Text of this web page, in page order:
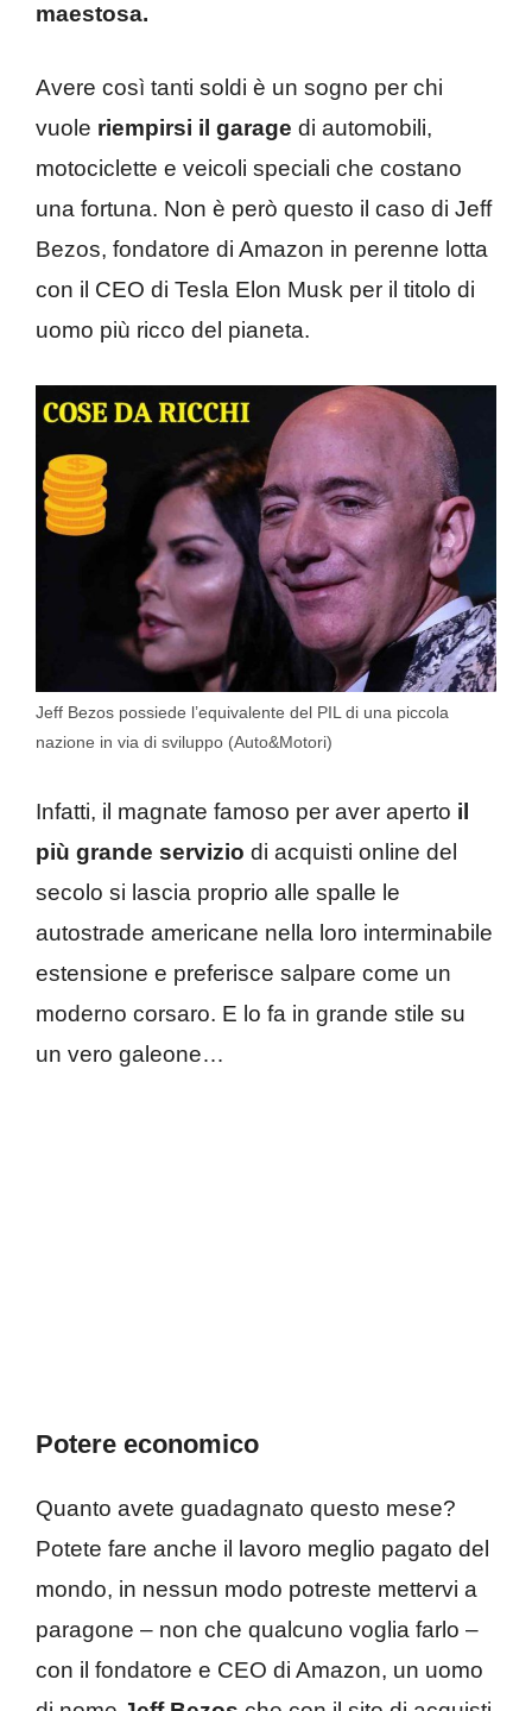
maestosa.
Avere così tanti soldi è un sogno per chi
vuole riempirsi il garage di automobili,
motociclette e veicoli speciali che costano
una fortuna. Non è però questo il caso di Jeff
Bezos, fondatore di Amazon in perenne lotta
con il CEO di Tesla Elon Musk per il titolo di
uomo più ricco del pianeta.
Jeff Bezos possiede l’equivalente del PIL di una piccola
nazione in via di sviluppo (Auto&Motori)
Infatti, il magnate famoso per aver aperto il
più grande servizio di acquisti online del
secolo si lascia proprio alle spalle le
autostrade americane nella loro interminabile
estensione e preferisce salpare come un
moderno corsaro. E lo fa in grande stile su
un vero galeone…
Potere economico
Quanto avete guadagnato questo mese?
Potete fare anche il lavoro meglio pagato del
mondo, in nessun modo potreste mettervi a
paragone – non che qualcuno voglia farlo –
con il fondatore e CEO di Amazon, un uomo